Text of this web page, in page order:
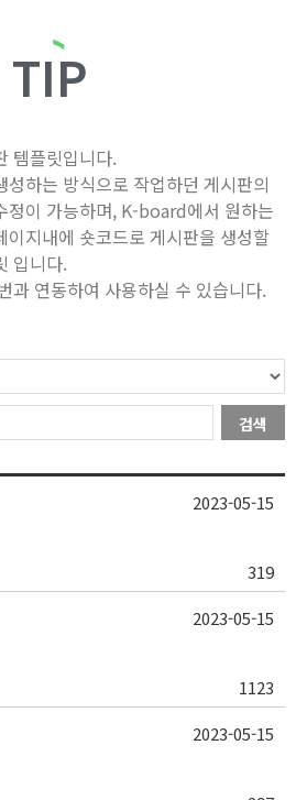
TIP
템플릿입니다.
하는 방식으로 작업하던 게시판의
정이 가능하며, K-board에서 원하는
지내에 숏코드로 게시판을 생성할
입니다.
연동하여 사용하실 수 있습니다.
검색
319
2023-05-15
1123
2023-05-15
2023-05-15